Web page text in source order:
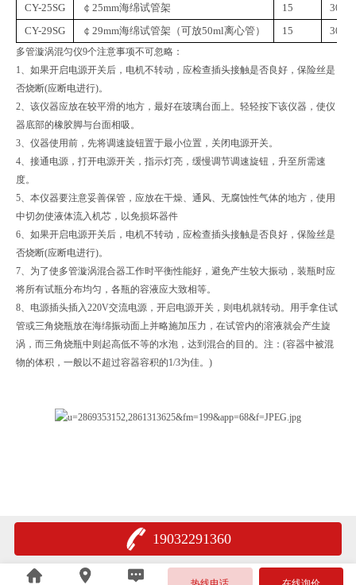
CY-25SG
￠ 25mm海绵试管架 15
CY-29SG
￠ 29mm海绵试管架（可放50ml离心管） 15
多管漩涡混匀仪9个注意事项不可忽略：
1、如果开启电源开关后，电机不转动，应检查插头接触是否良好，保险丝是
否烧断(应断电进行)。
2、该仪器应放在较平滑的地方，最好在玻璃台面上。轻轻按下该仪器，使仪
器底部的橡胶脚与台面相吸。
3、仪器使用前，先将调速旋钮置于最小位置，关闭电源开关。
4、接通电源，打开电源开关，指示灯亮，缓慢调节调速旋钮，升至所需速
度。
5、本仪器要注意妥善保管，应放在干燥、通风、无腐蚀性气体的地方，使用
中切勿使液体流入机芯，以免损坏器件
6、如果开启电源开关后，电机不转动，应检查插头接触是否良好，保险丝是
否烧断(应断电进行)。
7、为了使多管漩涡混合器工作时平衡性能好，避免产生较大振动，装瓶时应
将所有试瓶分布均匀，各瓶的容液应大致相等。
8、电源插头插入220V交流电源，开启电源开关，则电机就转动。用手拿住试
管或三角烧瓶放在海绵振动面上并略施加压力，在试管内的溶液就会产生旋
涡，而三角烧瓶中则起高低不等的水泡，达到混合的目的。注：(容器中被混
物的体积，一般以不超过容器容积的1/3为佳。)
19032291360